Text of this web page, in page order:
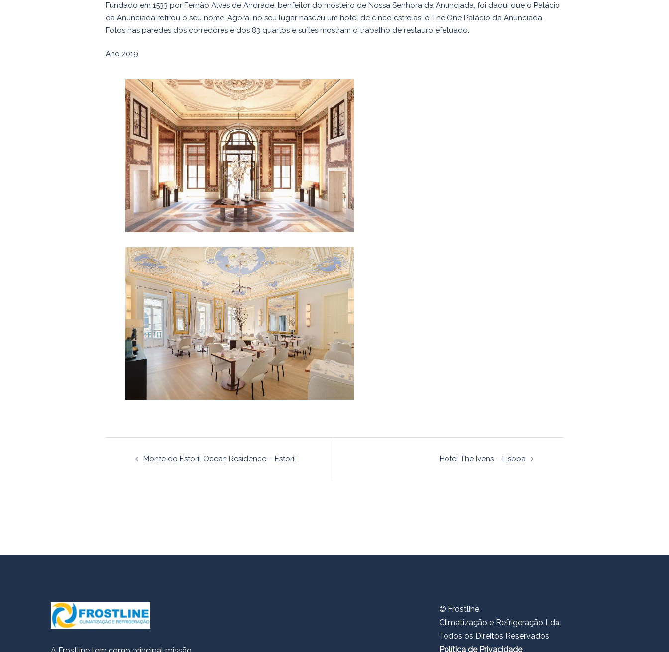
Fundado em 1533 por Fernão Alves de Andrade, benfeitor do mosteiro de Nossa Senhora da Anunciada, foi daqui que o Palácio
da Anunciada retirou o seu nome. Agora, no seu lugar nasceu um hotel de cinco estrelas: o The One Palácio da Anunciada.
Fotos nas paredes dos corredores e dos 83 quartos e suítes mostram o trabalho de restauro efetuado.
Ano 2019
Navegação
Monte do Estoril Ocean Residence – Estoril Hotel The Ivens – Lisboa
A Frostline tem como principal missão
© Frostline
Climatização e Refrigeração Lda.
Todos os Direitos Reservados
Política de Privacidade